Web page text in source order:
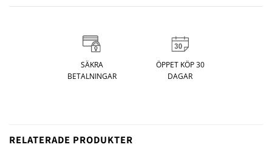
SÄKRA
BETALNINGAR
ÖPPET KÖP 30
DAGAR
RELATERADE PRODUKTER